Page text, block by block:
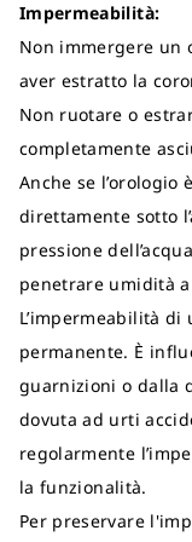
Impermeabilità:
Non immergere un
aver estratto la
Non ruotare o
completamente
Anche se
direttamente sotto
pressione
penetrare umidità
L’impermeabilità
permanente. È
guarnizioni o dalla
dovuta ad urti
regolarmente
la funzionalità.
Per preservare